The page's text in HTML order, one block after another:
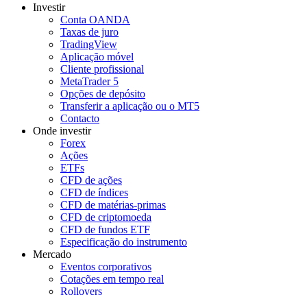
Investir
Conta OANDA
Taxas de juro
TradingView
Aplicação móvel
Cliente profissional
MetaTrader 5
Opções de depósito
Transferir a aplicação ou o MT5
Contacto
Onde investir
Forex
Ações
ETFs
CFD de ações
CFD de índices
CFD de matérias-primas
CFD de criptomoeda
CFD de fundos ETF
Especificação do instrumento
Mercado
Eventos corporativos
Cotações em tempo real
Rollovers